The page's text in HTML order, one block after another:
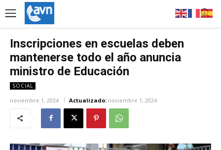
Inscripciones en escuelas deben
mantenerse todo el año anuncia
ministro de Educación
SOCIAL
noviembre 1, 2024 Actualizado: noviembre 1, 2024